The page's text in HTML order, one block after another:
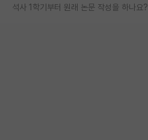
석사 1학기부터 원래 논문 작성을 하나요?